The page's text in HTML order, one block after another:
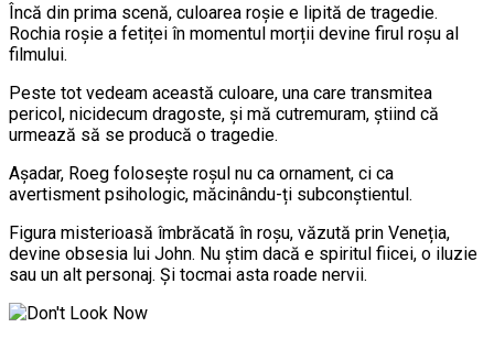
Încă din prima scenă, culoarea roșie e lipită de tragedie.
Rochia roșie a fetiței în momentul morții devine firul roșu al
filmului.
Peste tot vedeam această culoare, una care transmitea
pericol, nicidecum dragoste, și mă cutremuram, știind că
urmează să se producă o tragedie.
Așadar, Roeg folosește roșul nu ca ornament, ci ca
avertisment psihologic, măcinându-ți subconștientul.
Figura misterioasă îmbrăcată în roșu, văzută prin Veneția,
devine obsesia lui John. Nu știm dacă e spiritul fiicei, o iluzie
sau un alt personaj. Și tocmai asta roade nervii.